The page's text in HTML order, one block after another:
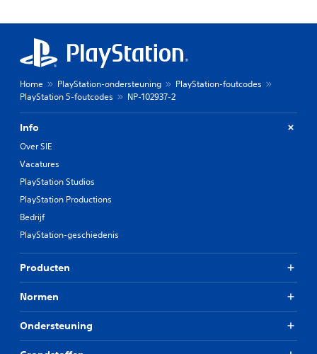
Home PlayStation-ondersteuning
PlayStation-foutcodes
PlayStation 5-foutcodes
NP-102937-2
Info
Over SIE
Vacatures
PlayStation Studios
PlayStation Productions
Bedrijf
PlayStation-geschiedenis
Producten
Normen
Ondersteuning